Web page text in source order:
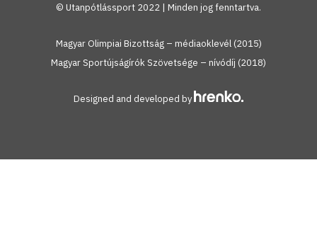
© Utanpótlássport 2022 | Minden jog fenntartva.
Magyar Olimpiai Bizottság – médiaoklevél (2015)
Magyar Sportújságírók Szövetsége – nívódíj (2018)
Designed and developed by